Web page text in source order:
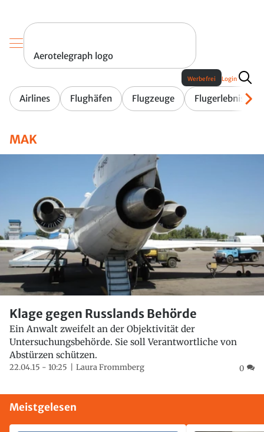
Aerotelegraph logo
Airlines Flughäfen Flugzeuge Flugerlebnis
Werbefrei Login
MAK
Klage gegen Russlands Behörde
Ein Anwalt zweifelt an der Objektivität der
Untersuchungsbehörde. Sie soll Verantwortliche von
Abstürzen schützen.
22.04.15 - 10:25 Laura Frommberg 0
Meistgelesen